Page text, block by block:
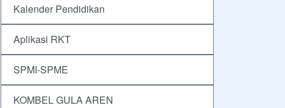
Kalender Pendidikan
Aplikasi RKT
SPMI-SPME
KOMBEL GULA AREN